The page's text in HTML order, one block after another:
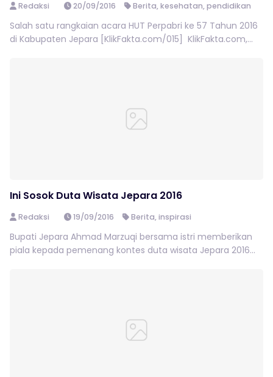
Redaksi 20/09/2016 Berita,kesehatan,pendidikan
Salah satu rangkaian acara HUT Perpabri ke 57 Tahun 2016
di Kabupaten Jepara [KlikFakta.com/015] KlikFakta.com,...
Ini Sosok Duta Wisata Jepara 2016
Redaksi 19/09/2016 Berita,inspirasi
Bupati Jepara Ahmad Marzuqi bersama istri memberikan
piala kepada pemenang kontes duta wisata Jepara 2016...